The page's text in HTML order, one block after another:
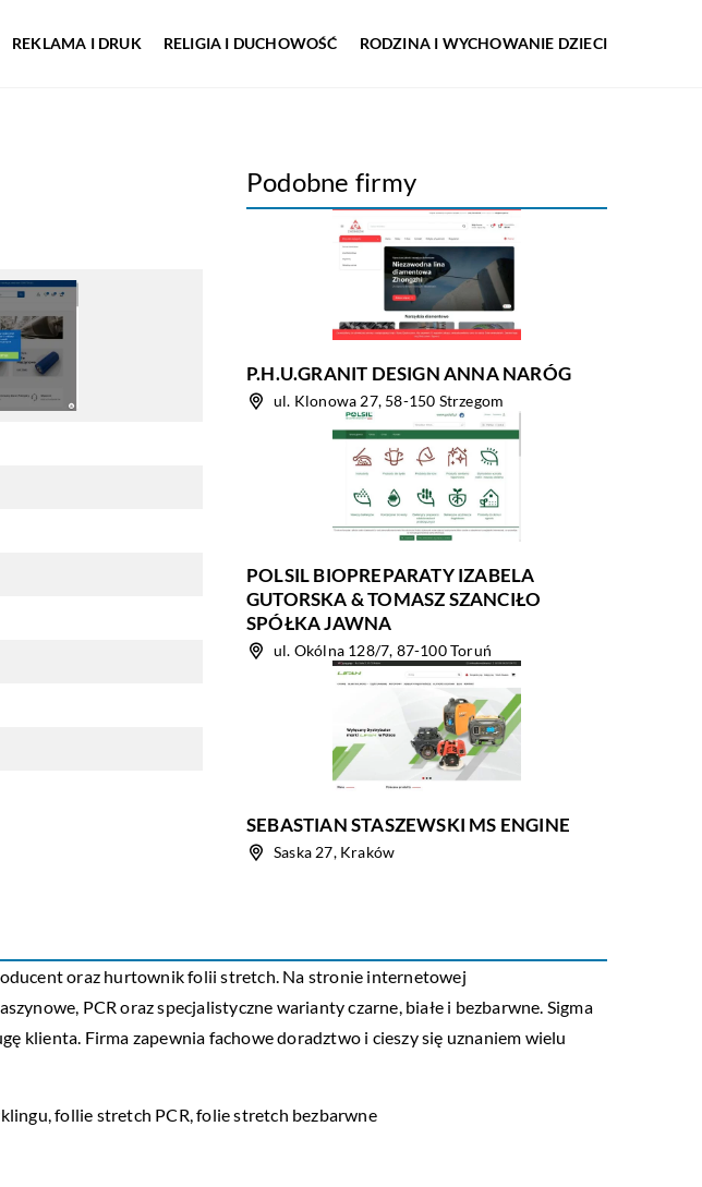
REKLAMA I DRUK RELIGIA I DUCHOWOŚĆ RODZINA I WYCHOWANIE DZIECI
Podobne firmy
P.H.U.GRANIT DESIGN ANNA NARÓG
ul. Klonowa 27, 58-150 Strzegom
POLSIL BIOPREPARATY IZABELA
GUTORSKA & TOMASZ SZANCIŁO
SPÓŁKA JAWNA
ul. Okólna 128/7, 87-100 Toruń
SEBASTIAN STASZEWSKI MS ENGINE
Saska 27, Kraków
oraz hurtownik folii stretch. Na stronie internetowej
PCR oraz specjalistyczne warianty czarne, białe i bezbarwne. Sigma
klienta. Firma zapewnia fachowe doradztwo i cieszy się uznaniem wielu
, follie stretch PCR, folie stretch bezbarwne